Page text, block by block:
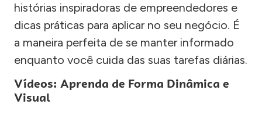
histórias inspiradoras de empreendedores e
dicas práticas para aplicar no seu negócio. É
a maneira perfeita de se manter informado
enquanto você cuida das suas tarefas diárias.
Vídeos: Aprenda de Forma Dinâmica e
Visual